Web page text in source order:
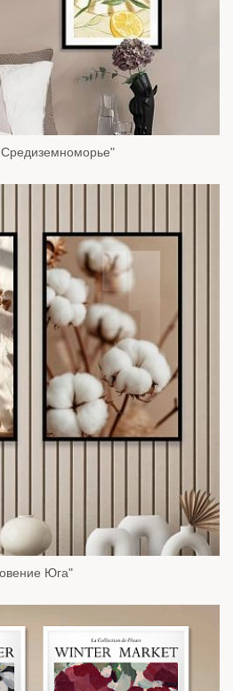
Юга"